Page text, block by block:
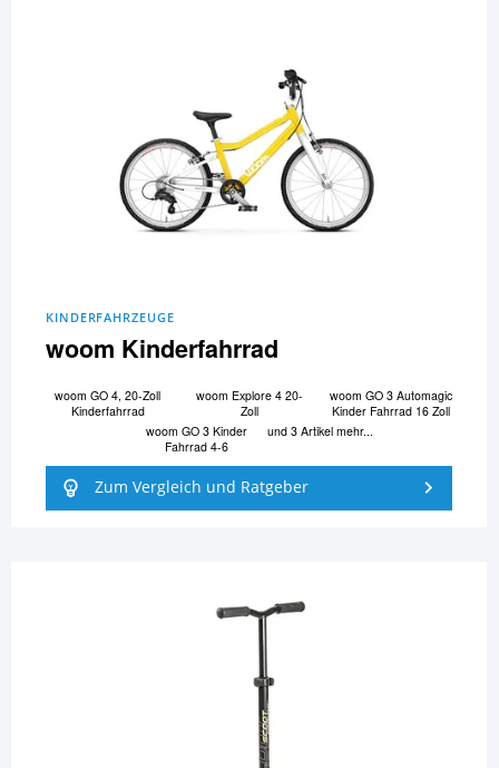
KINDERFAHRZEUGE
woom Kinderfahrrad
woom GO 4, 20-Zoll
Kinderfahrrad
woom Explore 4 20-
Zoll
woom GO 3 Automagic
Kinder Fahrrad 16 Zoll
woom GO 3 Kinder
Fahrrad 4-6
und 3 Artikel mehr...
Zum Vergleich und Ratgeber